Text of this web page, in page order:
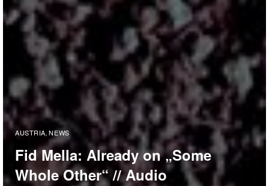
AUSTRIA, NEWS
Fid Mella: Already on „Some
Whole Other“ // Audio